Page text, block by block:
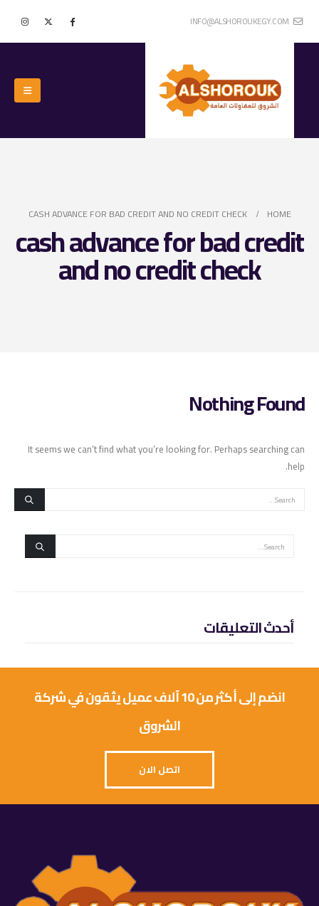
INFO@ALSHOROUKEGY.COM
HOME
CASH ADVANCE FOR BAD CREDIT AND NO CREDIT CHECK
cash advance for bad credit
and no credit check
Nothing Found
It seems we can’t find what you’re looking for. Perhaps searching can
help.
أحدث التعليقات
انضم إلى أكثر من 10 آلاف عميل يثقون في شركة
الشروق
اتصل الان